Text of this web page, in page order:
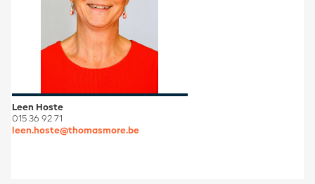
Leen Hoste
015 36 92 71
leen.hoste@thomasmore.be